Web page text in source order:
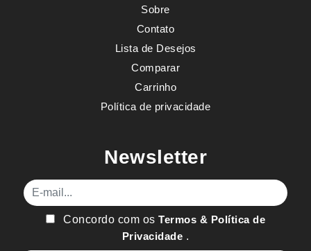
Sobre
Contato
Lista de Desejos
Comparar
Carrinho
Política de privacidade
Newsletter
E-mail
Concordo com osTermos & Política de
Privacidade .